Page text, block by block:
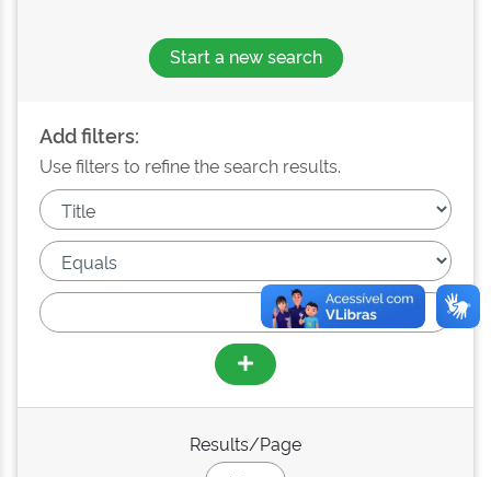
Start a new search
Add filters:
Use filters to refine the search results.
Results/Page